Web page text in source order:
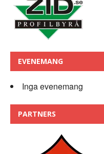
EVENEMANG
Inga evenemang
PARTNERS